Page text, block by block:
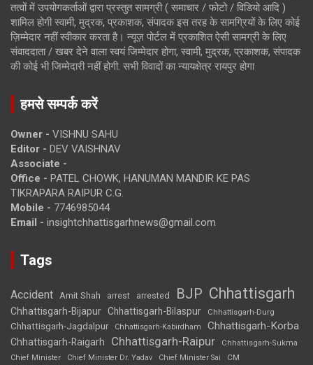
तत्वों में उपयोगकर्ताओं द्वारा प्रस्तुत सामग्री ( समाचार / फोटो / विडियो आदि )
शामिल होगी स्वामी, मुद्रक, प्रकाशक, संपादक इस तरह के सामग्रियों के लिए कोई
ज़िम्मेदार नहीं स्वीकार करता है। न्यूज़ पोर्टल में प्रकाशित ऐसी सामग्री के लिए
संवाददाता / खबर देने वाला स्वयं जिम्मेदार होगा, स्वामी, मुद्रक, प्रकाशक, संपादक
की कोई भी जिम्मेदारी नहीं होगी. सभी विवादों का न्यायक्षेत्र रायपुर होगा
हमसे सम्पर्क करें
Owner - VISHNU SAHU
Editor - DEV VAISHNAV
Associate -
Office - PATEL CHOWK, HANUMAN MANDIR KE PAS
TIKRAPARA RAIPUR C.G.
Mobile - 7746985044
Email - insightchhattisgarhnews@gmail.com
Tags
Accident Amit Shah arrest arrested BJP Chhattisgarh
Chhattisgarh-Bijapur Chhattisgarh-Bilaspur Chhattisgarh-Durg
Chhattisgarh-Jagdalpur Chhattisgarh-Kabirdham Chhattisgarh-Korba
Chhattisgarh-Raigarh Chhattisgarh-Raipur
Chhattisgarh-Sukma
Chief Minister
Chief Minister Dr. Yadav Chief Minister Sai CM